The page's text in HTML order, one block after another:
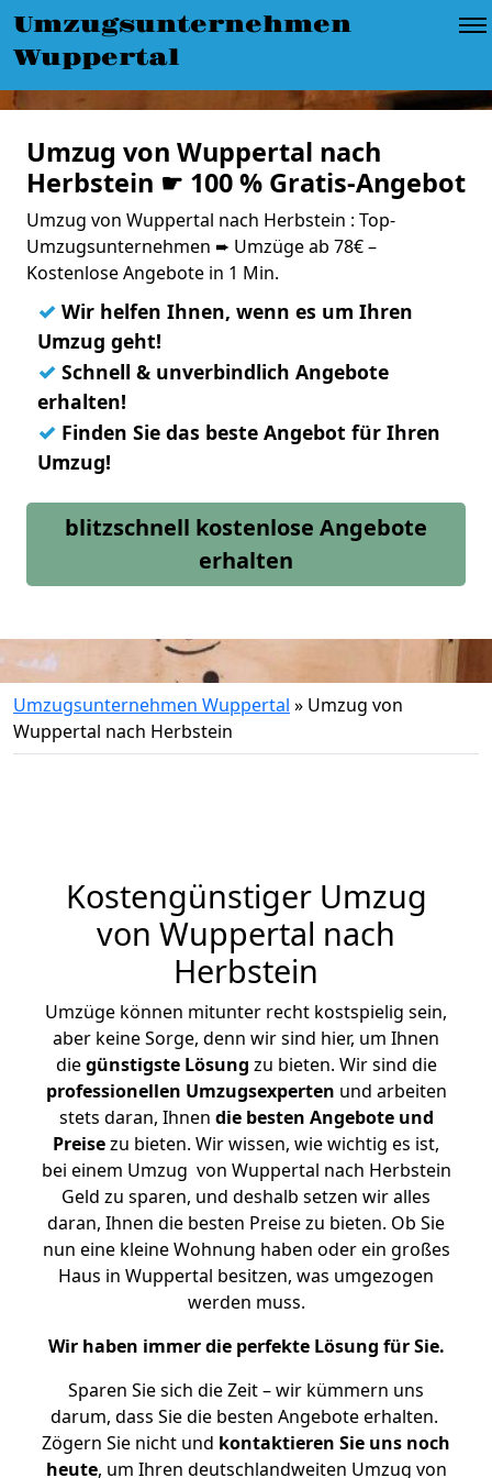
Umzugsunternehmen
Wuppertal
Umzug von Wuppertal nach
Herbstein ☛ 100 % Gratis-Angebot
Umzug von Wuppertal nach Herbstein : Top-
Umzugsunternehmen ➨ Umzüge ab 78€ –
Kostenlose Angebote in 1 Min.
✓ Wir helfen Ihnen, wenn es um Ihren
Umzug geht!
✓ Schnell & unverbindlich Angebote
erhalten!
✓ Finden Sie das beste Angebot für Ihren
Umzug!
blitzschnell kostenlose Angebote
erhalten
Umzugsunternehmen Wuppertal » Umzug von
Wuppertal nach Herbstein
Kostengünstiger Umzug
von Wuppertal nach
Herbstein
Umzüge können mitunter recht kostspielig sein,
aber keine Sorge, denn wir sind hier, um Ihnen
diegünstigste Lösung zu bieten. Wir sind die
professionellen Umzugsexperten und arbeiten
stets daran, Ihnen die besten Angebote und
Preisezu bieten. Wir wissen, wie wichtig es ist,
bei einem Umzug von Wuppertal nach Herbstein
Geld zu sparen, und deshalb setzen wir alles
daran, Ihnen die besten Preise zu bieten. Ob Sie
nun eine kleine Wohnung haben oder ein großes
Haus in Wuppertal besitzen, was umgezogen
werden muss.
Wir haben immer die perfekte Lösung für Sie.
Sparen Sie sich die Zeit – wir kümmern uns
darum, dass Sie die besten Angebote erhalten.
Zögern Sie nicht und kontaktieren Sie uns noch
heute, um Ihren deutschlandweiten Umzug von